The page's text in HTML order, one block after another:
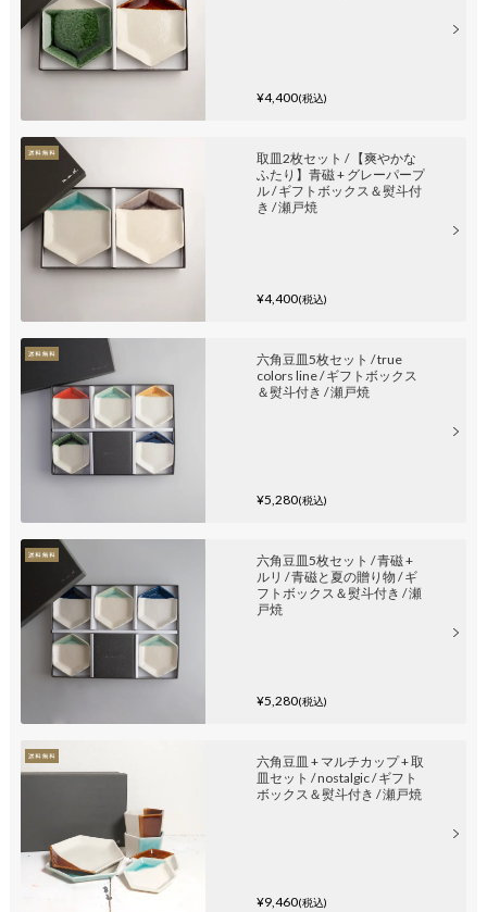
¥4,400(税込)
取皿2枚セット / 【爽やかな
ふたり】青磁 + グレーパープ
ル / ギフトボックス＆熨斗付
き / 瀬戸焼
¥4,400(税込)
六角豆皿5枚セット / true
colors line / ギフトボックス
＆熨斗付き / 瀬戸焼
¥5,280(税込)
六角豆皿5枚セット / 青磁 +
ルリ / 青磁と夏の贈り物 / ギ
フトボックス＆熨斗付き / 瀬
戸焼
¥5,280(税込)
六角豆皿 + マルチカップ + 取
皿セット / nostalgic / ギフト
ボックス＆熨斗付き / 瀬戸焼
¥9,460(税込)